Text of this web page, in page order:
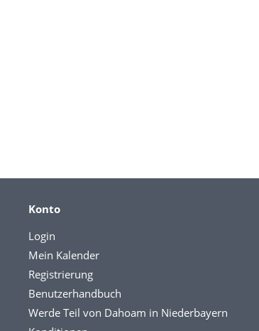
Konto
Login
Mein Kalender
Registrierung
Benutzerhandbuch
Werde Teil von Dahoam in Niederbayern